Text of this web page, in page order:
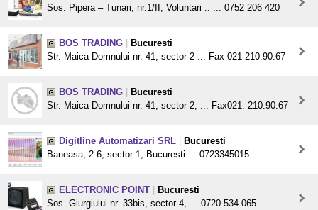
Sos. Pipera – Tunari, nr.1/II, Voluntari .. ... 0752 206 420
BOS TRADING
Bucuresti
Str. Maica Domnului nr. 41, sector 2 ... Fax 021-210.90.67
BOS TRADING
Bucuresti
Str. Maica Domnului nr. 41, sector 2, ... Fax021. 210.90.67
Digitline Automatizari SRL
Bucuresti
Baneasa, 2-6, sector 1, Bucuresti ... 0723345015
ELECTRONIC POINT
Bucuresti
Sos. Giurgiului nr. 33bis, sector 4, ... 0720.534.065